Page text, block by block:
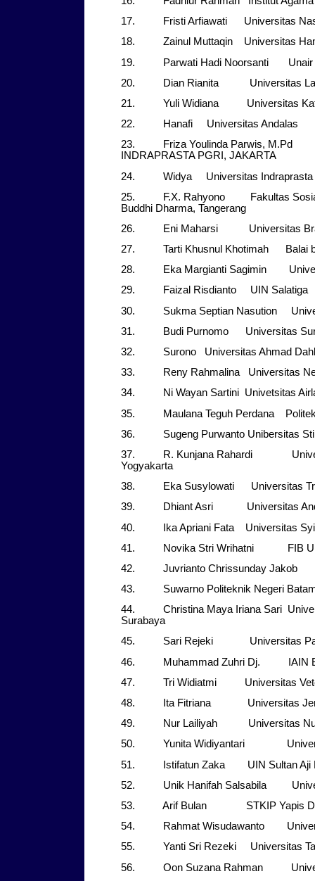
17. Fristi Arfiawati Universitas
18. Zainul Muttaqin Universitas
19. Parwati Hadi Noorsanti Unair
20. Dian Rianita Universitas
21. Yuli Widiana Universitas
22. Hanafi Universitas Andalas
23. Friza Youlinda Parwis, M.Pd
INDRAPRASTA PGRI, JAKARTA
24. Widya Universitas Indraprasta
25. F.X. Rahyono Fakultas Sosial
Buddhi Dharma, Tangerang
26. Eni Maharsi Universitas
27. Tarti Khusnul Khotimah Balai
28. Eka Margianti Sagimin
29. Faizal Risdianto UIN Salatiga
30. Sukma Septian Nasution
31. Budi Purnomo Universitas
32. Surono Universitas Ahmad
33. Reny Rahmalina Universitas
34. Ni Wayan Sartini Univetsitas
35. Maulana Teguh Perdana
36. Sugeng Purwanto Unibersitas
37. R. Kunjana Rahardi
Yogyakarta
38. Eka Susylowati Universitas
39. Dhiant Asri Universitas
40. Ika Apriani Fata Universitas
41. Novika Stri Wrihatni FIB
42. Juvrianto Chrissunday Jakob
43. Suwarno Politeknik Negeri
44. Christina Maya Iriana Sari
Surabaya
45. Sari Rejeki Universitas
46. Muhammad Zuhri Dj. IAIN
47. Tri Widiatmi Universitas
48. Ita Fitriana Universitas
49. Nur Lailiyah Universitas
50. Yunita Widiyantari
51. Istifatun Zaka UIN Sultan Aji
52. Unik Hanifah Salsabila
53. Arif Bulan STKIP Yapis
54. Rahmat Wisudawanto
55. Yanti Sri Rezeki Universitas
56. Oon Suzana Rahman